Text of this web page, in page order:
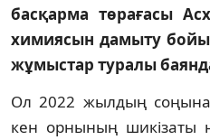
басқарма төрағасы
химиясын дамыту
жұмыстар туралы
Ол 2022 жылдың
кен орнының шикізаты